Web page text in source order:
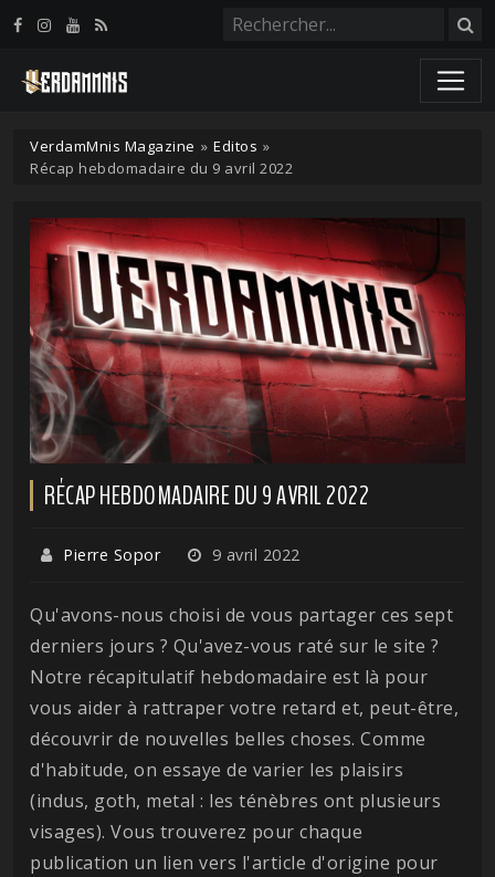
VerdamMnis Magazine » Editos »
Récap hebdomadaire du 9 avril 2022
RÉCAP HEBDOMADAIRE DU 9 AVRIL 2022
Pierre Sopor 9 avril 2022
Qu'avons-nous choisi de vous partager ces sept
derniers jours ? Qu'avez-vous raté sur le site ?
Notre récapitulatif hebdomadaire est là pour
vous aider à rattraper votre retard et, peut-être,
découvrir de nouvelles belles choses. Comme
d'habitude, on essaye de varier les plaisirs
(indus, goth, metal : les ténèbres ont plusieurs
visages). Vous trouverez pour chaque
publication un lien vers l'article d'origine pour
Panneau de gestion des cookies